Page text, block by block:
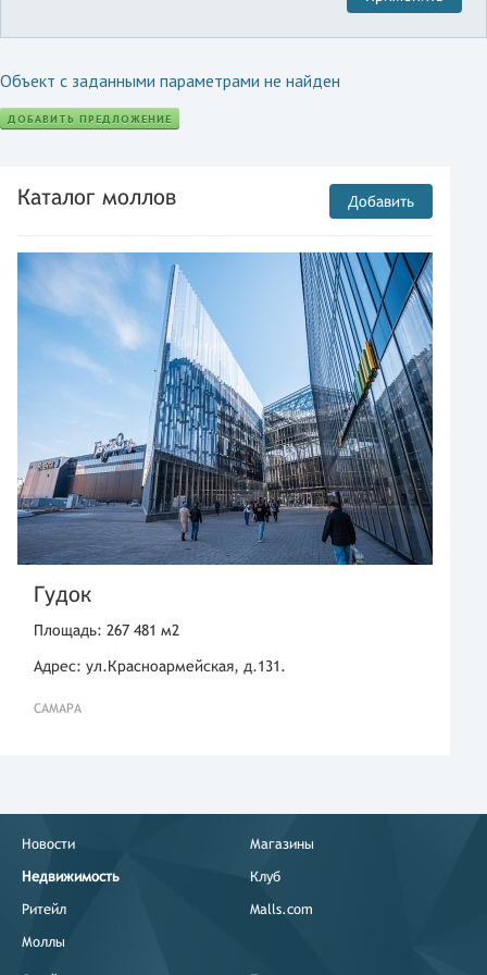
Объект с заданными параметрами не найден
ДОБАВИТЬ ПРЕДЛОЖЕНИЕ
Каталог моллов Добавить
Гудок
Площадь: 267 481 м2
Адрес: ул.Красноармейская, д.131.
САМАРА
Новости
Недвижимость
Ритейл
Моллы
Магазины
Клуб
Malls.com